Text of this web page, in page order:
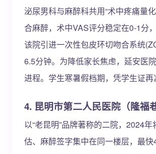
泌尿男科与麻醉科共用“术中疼痛量
合麻醉，术中VAS评分稳定在0-1分
该院引进一次性包皮环切吻合系统
6.5分钟。为降低家长焦虑，延安医
进程。学生寒暑假档期，凭学生证
4. 昆明市第二人民医院（隆福
以“老昆明”品牌著称的二院，2024
估、麻醉签字集中在同一楼层，最